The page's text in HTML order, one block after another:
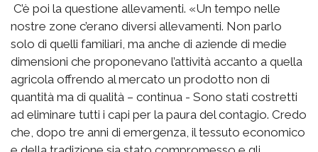
C’è poi la questione allevamenti. «Un tempo nelle
nostre zone c’erano diversi allevamenti. Non parlo
solo di quelli familiari, ma anche di aziende di medie
dimensioni che proponevano l’attività accanto a quella
agricola offrendo al mercato un prodotto non di
quantità ma di qualità – continua - Sono stati costretti
ad eliminare tutti i capi per la paura del contagio. Credo
che, dopo tre anni di emergenza, il tessuto economico